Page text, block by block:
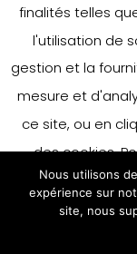
finalités telles
l'utilisation de
gestion et la
mesure et
ce site, ou en
des cookies.
préférences en
à notre
Nous utilisons
expérience sur
site, nous